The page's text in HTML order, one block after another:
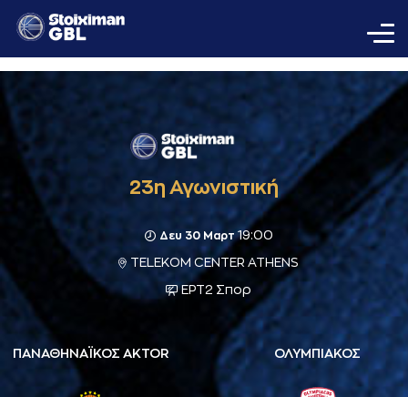
23η Αγωνιστική
Δευ 30 Μαρτ19:00
TELEKOM CENTER ATHENS
ΕΡΤ2 Σπορ
ΠΑΝΑΘΗΝΑΪΚΟΣ AKTOR ΟΛΥΜΠΙΑΚΟΣ